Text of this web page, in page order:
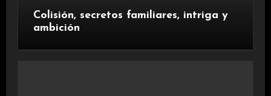
Colisión, secretos familiares, intriga y
ambición